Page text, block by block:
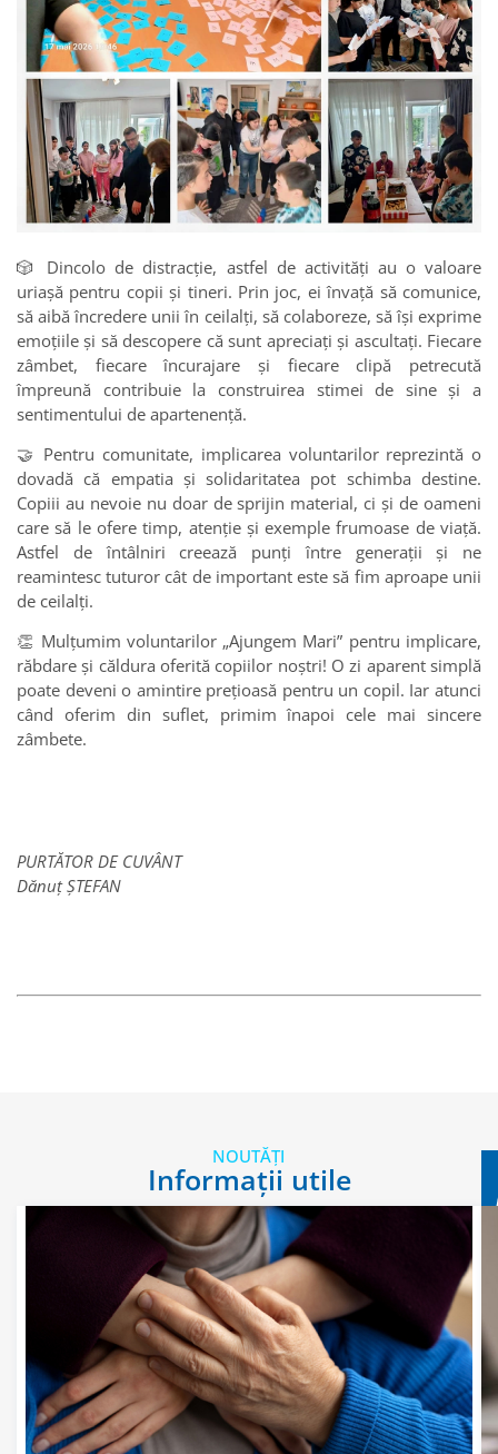
🎲 Dincolo de distracție, astfel de activități au o valoare
uriașă pentru copii și tineri. Prin joc, ei învață să comunice,
să aibă încredere unii în ceilalți, să colaboreze, să își exprime
emoțiile și să descopere că sunt apreciați și ascultați. Fiecare
zâmbet, fiecare încurajare și fiecare clipă petrecută
împreună contribuie la construirea stimei de sine și a
sentimentului de apartenență.
🤝 Pentru comunitate, implicarea voluntarilor reprezintă o
dovadă că empatia și solidaritatea pot schimba destine.
Copiii au nevoie nu doar de sprijin material, ci și de oameni
care să le ofere timp, atenție și exemple frumoase de viață.
Astfel de întâlniri creează punți între generații și ne
reamintesc tuturor cât de important este să fim aproape unii
de ceilalți.
👏 Mulțumim voluntarilor „Ajungem Mari” pentru implicare,
răbdare și căldura oferită copiilor noștri! O zi aparent simplă
poate deveni o amintire prețioasă pentru un copil. Iar atunci
când oferim din suflet, primim înapoi cele mai sincere
zâmbete.
PURTĂTOR DE CUVÂNT
Dănuț ȘTEFAN
NOUTĂȚI
Informații utile